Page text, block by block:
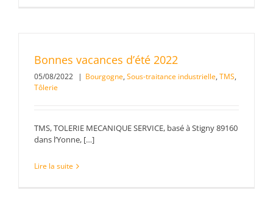
Bonnes vacances d’été 2022
05/08/2022 | Bourgogne, Sous-traitance industrielle, TMS,
Tôlerie
TMS, TOLERIE MECANIQUE SERVICE, basé à Stigny 89160
dans l’Yonne, […]
Lire la suite